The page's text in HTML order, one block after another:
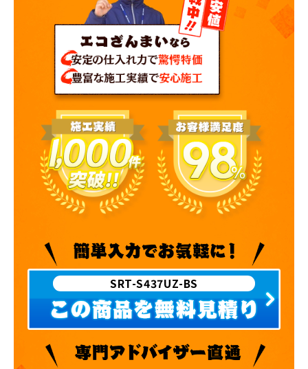
SRT-S437UZ-BS